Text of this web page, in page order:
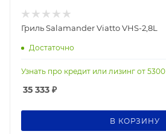
Гриль Salamander Viatto VHS-2,8L
Достаточно
Узнать про кредит или лизинг от 5300
35 333 ₽
В КОРЗИНУ